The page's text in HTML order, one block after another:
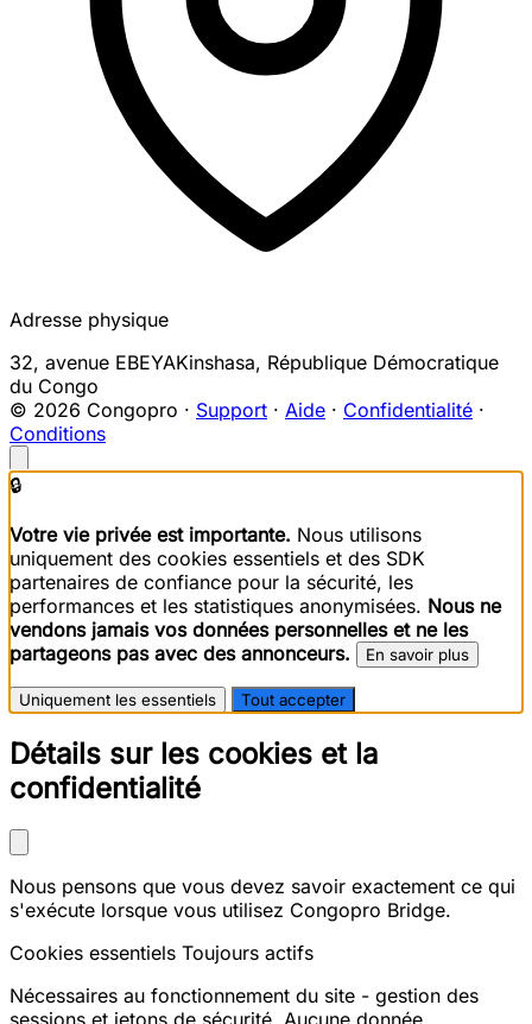
Adresse physique
32, avenue EBEYAKinshasa, République Démocratique
du Congo
© 2026 Congopro · Support · Aide · Confidentialité ·
Conditions
🔒
Votre vie privée est importante. Nous utilisons
uniquement des cookies essentiels et des SDK
partenaires de confiance pour la sécurité, les
performances et les statistiques anonymisées. Nous ne
vendons jamais vos données personnelles et ne les
partageons pas avec des annonceurs.
En savoir plus
Uniquement les essentiels Tout accepter
Détails sur les cookies et la
confidentialité
Nous pensons que vous devez savoir exactement ce qui
s'exécute lorsque vous utilisez Congopro Bridge.
Cookies essentiels Toujours actifs
Nécessaires au fonctionnement du site - gestion des
sessions et jetons de sécurité. Aucune donnée